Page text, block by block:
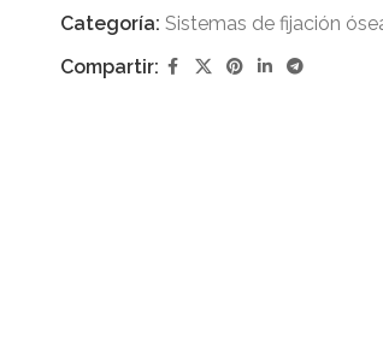
Categoría: Sistemas de fijación
Compartir: